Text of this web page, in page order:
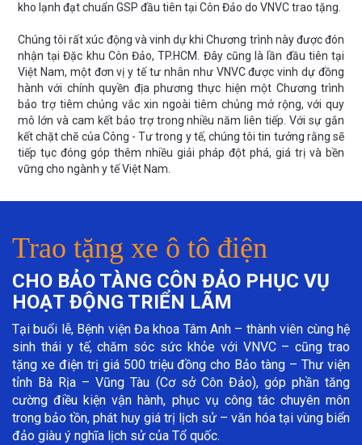
kho lạnh đạt chuẩn GSP đầu tiên tại Côn Đảo do VNVC trao tặng.
Chúng tôi rất xúc động và vinh dự khi Chương trình này được đón
nhận tại Đặc khu Côn Đảo, TP.HCM. Đây cũng là lần đầu tiên tại
Việt Nam, một đơn vị y tế tư nhân như VNVC được vinh dự đồng
hành với chính quyền địa phương thực hiện một Chương trình
bảo trợ tiêm chủng vắc xin ngoài tiêm chủng mở rộng, với quy
mô lớn và cam kết bảo trợ trong nhiều năm liên tiếp. Với sự gắn
kết chặt chẽ của Công - Tư trong y tế, chúng tôi tin tưởng rằng sẽ
tiếp tục đóng góp thêm nhiều giải pháp đột phá, giá trị và bền
vững cho ngành y tế Việt Nam.
Trao tặng xe ô tô điện
CHO BẢO TÀNG CÔN ĐẢO PHỤC VỤ
HOẠT ĐỘNG TRIỂN LÃM
Tại buổi lễ, Bệnh viện Đa khoa Tâm Anh – thành viên cùng hệ
sinh thái y tế, chăm sóc sức khỏe với VNVC – cũng trao
tặng xe điện trị giá 500 triệu đồng cho Bảo tàng – Thư viện
tỉnh Bà Rịa – Vũng Tàu (Cơ sở Côn Đảo), góp phần tăng
cường điều kiện vận hành, phục vụ công tác chuyên môn
trong bảo tồn, phát huy giá trị lịch sử – văn hóa tại vùng biển
đảo giàu ý nghĩa lịch sử của Tổ quốc.